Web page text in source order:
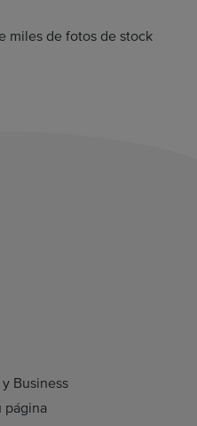
miles de fotos de stock
Business
página